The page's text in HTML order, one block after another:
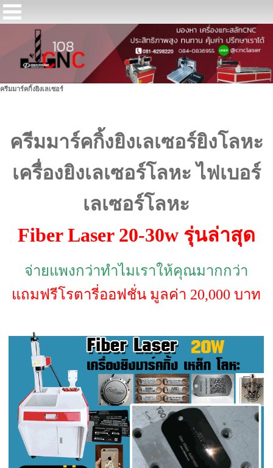
ครีมมาร์คกิ้งยิงเลเซอร์
ครีมมาร์คกิ้งยิงเลเซอร์ยิงโลหะ
เครื่องยิงเลเซอร์โลหะ ไฟเบอร์
เลเซอร์โลหะ
Fiber Laser 20-30w รุ่นล่าสุด
จ่ายแพงกว่าทำไมเราให้คุณมากกว่า
แถมฟรีโรตารี่ออฟชั่น มูลค่า 20,000 บาท